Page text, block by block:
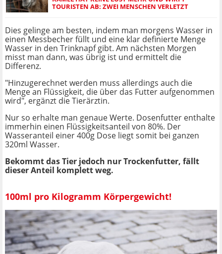
TOURISTEN AB: ZWEI MENSCHEN VERLETZT
Dies gelinge am besten, indem man morgens Wasser in
einen Messbecher füllt und eine klar definierte Menge
Wasser in den Trinknapf gibt. Am nächsten Morgen
misst man dann, was übrig ist und ermittelt die
Differenz.
"Hinzugerechnet werden muss allerdings auch die
Menge an Flüssigkeit, die über das Futter aufgenommen
wird", ergänzt die Tierärztin.
Nur so erhalte man genaue Werte. Dosenfutter enthalte
immerhin einen Flüssigkeitsanteil von 80%. Der
Wasseranteil einer 400g Dose liegt somit bei ganzen
320ml Wasser.
Bekommt das Tier jedoch nur Trockenfutter, fällt
dieser Anteil komplett weg.
100ml pro Kilogramm Körpergewicht!